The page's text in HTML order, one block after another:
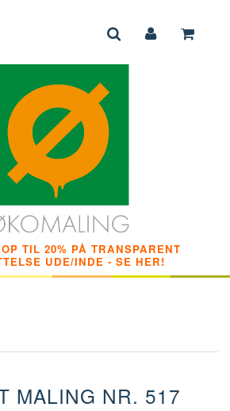
TIL 20% PÅ TRANSPARENT
UDE/INDE - SE HER!
MALING NR. 517